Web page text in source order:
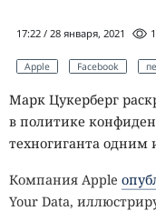
17:22 / 28 января, 2021
Apple Facebook
Марк Цукерберг
в политике
техногиганта одним
Компания Apple
Your Data,